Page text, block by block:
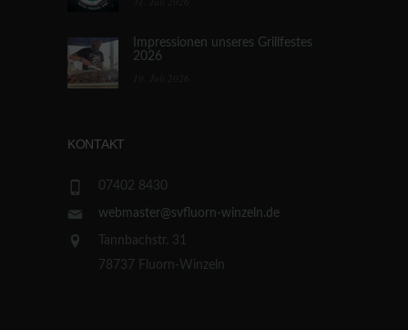
Impressionen unseres Grillfestes
2026
KONTAKT
07402 8430
webmaster@svfluorn-winzeln.de
Tannbachstr. 31
78737 Fluorn-Winzeln